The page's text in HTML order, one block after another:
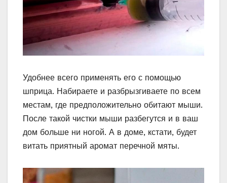
Удобнее всего применять его с помощью
шприца. Набираете и разбрызгиваете по всем
местам, где предположительно обитают мыши.
После такой чистки мыши разбегутся и в ваш
дом больше ни ногой. А в доме, кстати, будет
витать приятный аромат перечной мяты.